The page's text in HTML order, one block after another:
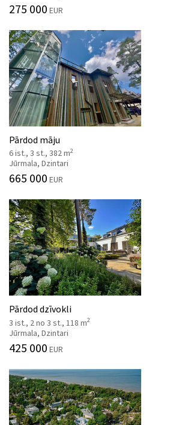
275 000 EUR
Pārdod māju
6 ist., 3 st., 382 m2
Jūrmala, Dzintari
665 000 EUR
Pārdod dzīvokli
3 ist., 2 no 3 st., 118 m2
Jūrmala, Dzintari
425 000 EUR